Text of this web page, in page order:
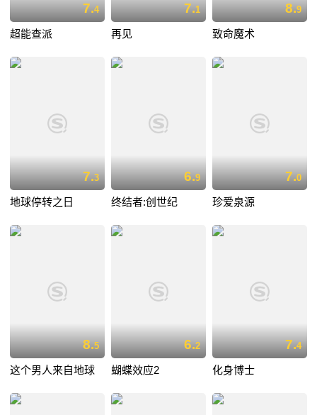
7.4
超能查派
7.1
再见
8.9
致命魔术
7.3
地球停转之日
6.9
终结者:创世纪
7.0
珍爱泉源
8.5
这个男人来自地球
6.2
蝴蝶效应2
7.4
化身博士